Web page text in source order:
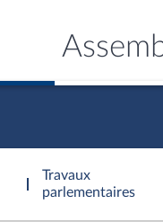
Travaux
parlementaires